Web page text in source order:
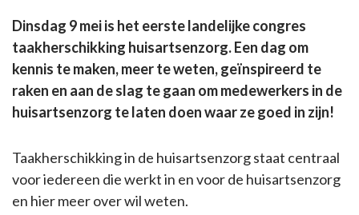
Dinsdag 9 mei is het eerste landelijke congres
taakherschikking huisartsenzorg. Een dag om
kennis te maken, meer te weten, geïnspireerd te
raken en aan de slag te gaan om medewerkers in de
huisartsenzorg te laten doen waar ze goed in zijn!
Taakherschikking in de huisartsenzorg staat centraal
voor iedereen die werkt in en voor de huisartsenzorg
en hier meer over wil weten.